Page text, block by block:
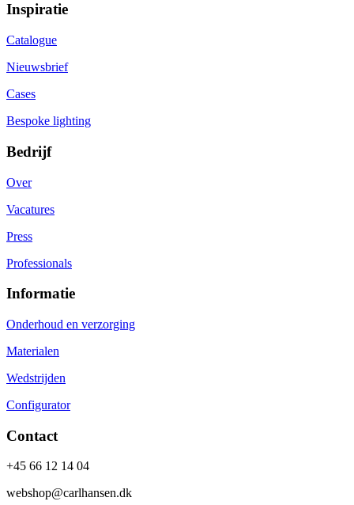
Inspiratie
Catalogue
Nieuwsbrief
Cases
Bespoke lighting
Bedrijf
Over
Vacatures
Press
Professionals
Informatie
Onderhoud en verzorging
Materialen
Wedstrijden
Configurator
Contact
+45 66 12 14 04
webshop@carlhansen.dk